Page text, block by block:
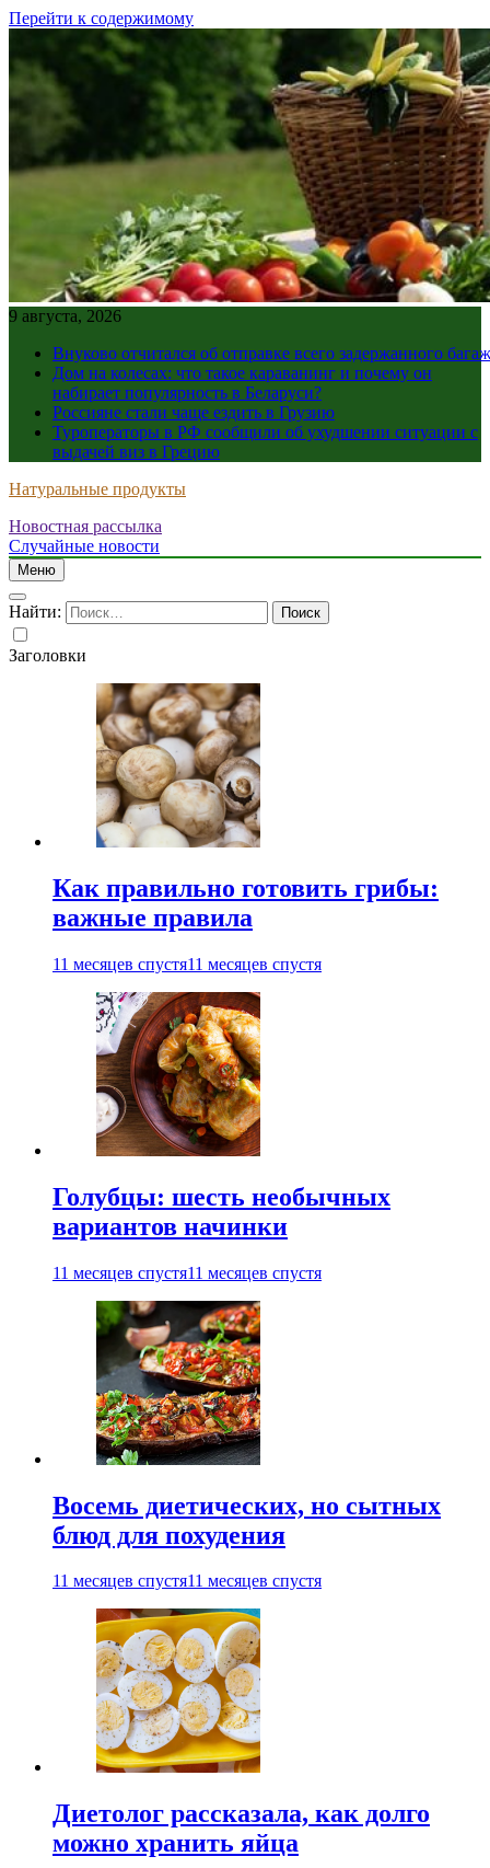
Перейти к содержимому
9 августа, 2026
Внуково отчитался об отправке всего задержанного
Дом на колесах: что такое караванинг и почему он
набирает популярность в Беларуси?
Россияне стали чаще ездить в Грузию
Туроператоры в РФ сообщили об ухудшении ситуации с
выдачей виз в Грецию
Натуральные продукты
Новостная рассылка
Случайные новости
Меню
Найти:
Заголовки
Как правильно готовить грибы:
важные правила
11 месяцев спустя11 месяцев спустя
Голубцы: шесть необычных
вариантов начинки
11 месяцев спустя11 месяцев спустя
Восемь диетических, но сытных
блюд для похудения
11 месяцев спустя11 месяцев спустя
Диетолог рассказала, как долго
можно хранить яйца